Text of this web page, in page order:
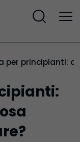
per principianti: